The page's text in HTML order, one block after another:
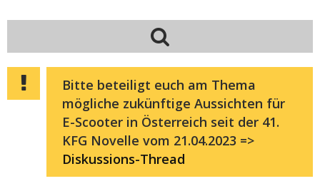
Bitte beteiligt euch am Thema
mögliche zukünftige Aussichten für
E-Scooter in Österreich seit der 41.
KFG Novelle vom 21.04.2023 =>
Diskussions-Thread